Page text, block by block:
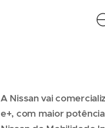
A Nissan vai
e+, com maior